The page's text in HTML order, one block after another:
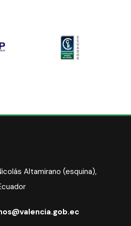
Altamirano (esquina),